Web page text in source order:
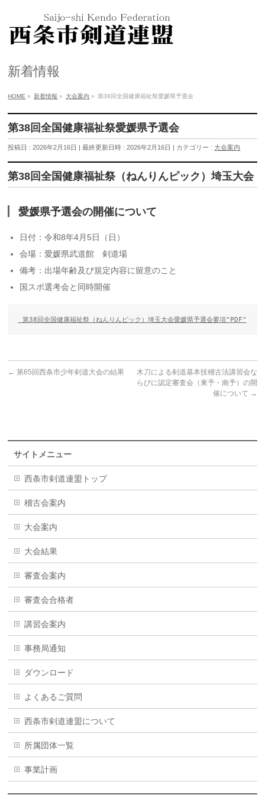
新着情報
HOME » 新着情報 » 大会案内 » 第38回全国健康福祉祭愛媛県予選会
第38回全国健康福祉祭愛媛県予選会
投稿日 : 2026年2月16日 最終更新日時 : 2026年2月16日 カテゴリー :大会案内
第38回全国健康福祉祭（ねんりんピック）埼玉大会
愛媛県予選会の開催について
日付：令和8年4月5日（日）
会場：愛媛県武道館 剣道場
備考：出場年齢及び規定内容に留意のこと
国スポ選考会と同時開催
第38回全国健康福祉祭（ねんりんピック）埼玉大会愛媛県予選会要項"PDF"
← 第65回西条市少年剣道大会の結果
木刀による剣道基本技稽古法講習会な
らびに認定審査会（東予・南予）の開
催について →
サイトメニュー
西条市剣道連盟トップ
稽古会案内
大会案内
大会結果
審査会案内
審査会合格者
講習会案内
事務局通知
ダウンロード
よくあるご質問
西条市剣道連盟について
所属団体一覧
事業計画